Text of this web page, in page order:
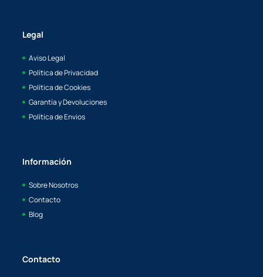
Legal
Aviso Legal
Política de Privacidad
Política de Cookies
Garantía y Devoluciones
Política de Envios
Información
Sobre Nosotros
Contacto
Blog
Contacto